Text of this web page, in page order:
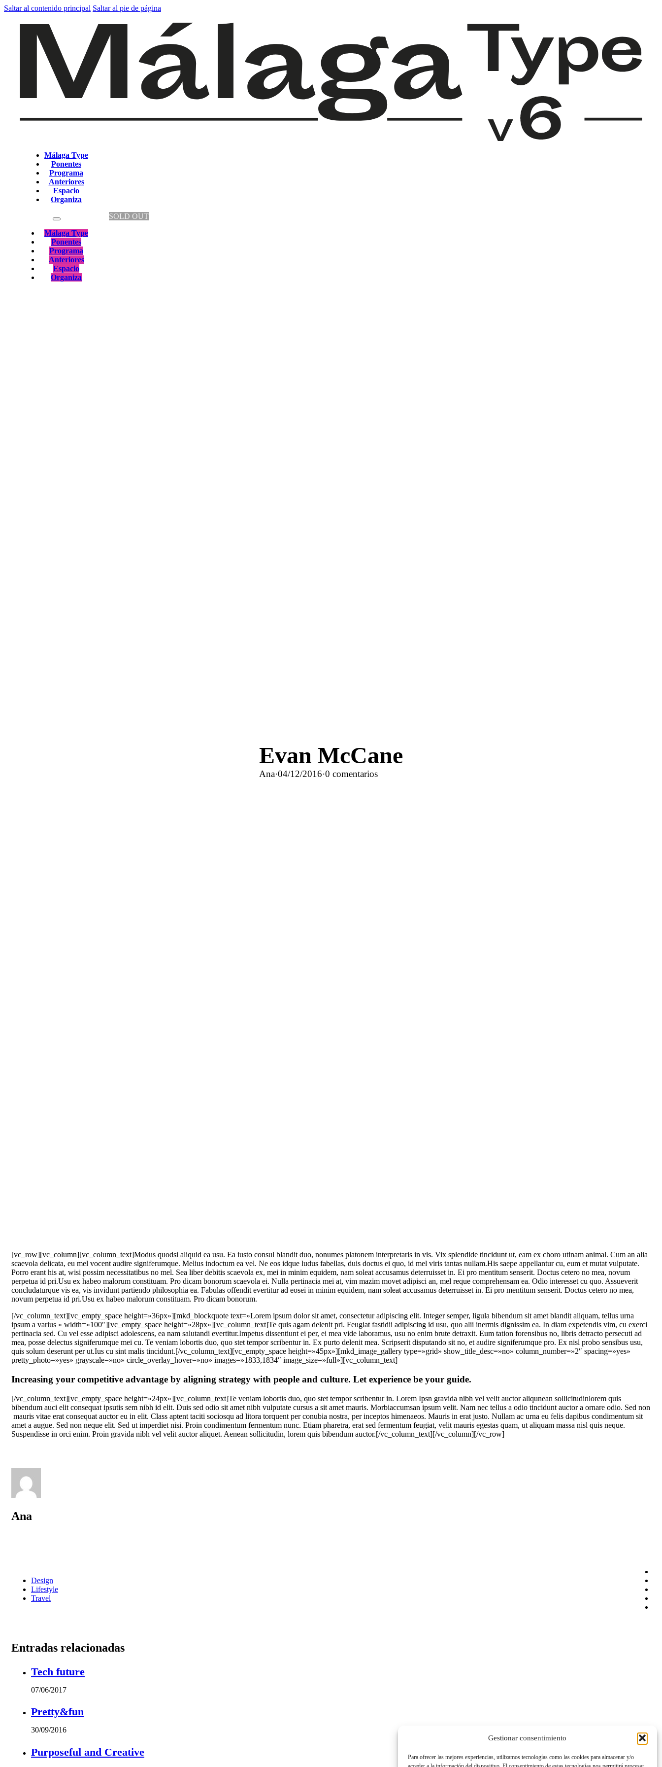
Gestionar consentimiento
Para ofrecer las mejores experiencias, utilizamos tecnologías como las cookies para almacenar y/o
Saltar al contenido principal Saltar al pie de página
Málaga Type
Ponentes
Programa
Anteriores
Espacio
Organiza
Málaga Type
Ponentes
Programa
Anteriores
Espacio
Organiza
SOLD OUT
Evan McCane
Ana·04/12/2016·0 comentarios
[vc_row][vc_column][vc_column_text]Modus quodsi aliquid ea usu. Ea iusto consul blandit duo, nonumes platonem interpretaris in vis. Vix splendide tincidunt ut, eam ex choro utinam animal. Cum an alia
scaevola delicata, eu mel vocent audire signiferumque. Melius indoctum ea vel. Ne eos idque ludus fabellas, duis doctus ei quo, id mel viris tantas nullam.His saepe appellantur cu, eum et mutat vulputate.
Porro erant his at, wisi possim necessitatibus no mel. Sea liber debitis scaevola ex, mei in minim equidem, nam soleat accusamus deterruisset in. Ei pro mentitum senserit. Doctus cetero no mea, novum
perpetua id pri.Usu ex habeo malorum constituam. Pro dicam bonorum scaevola ei. Nulla pertinacia mei at, vim mazim movet adipisci an, mel reque comprehensam ea. Odio interesset cu quo. Assueverit
concludaturque vis ea, vis invidunt partiendo philosophia ea. Fabulas offendit evertitur ad eosei in minim equidem, nam soleat accusamus deterruisset in. Ei pro mentitum senserit. Doctus cetero no mea,
novum perpetua id pri.Usu ex habeo malorum constituam. Pro dicam bonorum.
[/vc_column_text][vc_empty_space height=»36px»][mkd_blockquote text=»Lorem ipsum dolor sit amet, consectetur adipiscing elit. Integer semper, ligula bibendum sit amet blandit aliquam, tellus urna
ipsum a varius » width=»100″][vc_empty_space height=»28px»][vc_column_text]Te quis agam delenit pri. Feugiat fastidii adipiscing id usu, quo alii inermis dignissim ea. In diam expetendis vim, cu exerci
pertinacia sed. Cu vel esse adipisci adolescens, ea nam salutandi evertitur.Impetus dissentiunt ei per, ei mea vide laboramus, usu no enim brute detraxit. Eum tation forensibus no, libris detracto persecuti ad
mea, posse delectus signiferumque mei cu. Te veniam lobortis duo, quo stet tempor scribentur in. Ex purto delenit mea. Scripserit disputando sit no, et audire signiferumque pro. Ex nisl probo sensibus usu,
quis solum deserunt per ut.Ius cu sint malis tincidunt.[/vc_column_text][vc_empty_space height=»45px»][mkd_image_gallery type=»grid» show_title_desc=»no» column_number=»2″ spacing=»yes»
pretty_photo=»yes» grayscale=»no» circle_overlay_hover=»no» images=»1833,1834″ image_size=»full»][vc_column_text]
Increasing your competitive advantage by aligning strategy with people and culture. Let experience be your guide.
[/vc_column_text][vc_empty_space height=»24px»][vc_column_text]Te veniam lobortis duo, quo stet tempor scribentur in. Lorem Ipsn gravida nibh vel velit auctor aliqunean sollicitudinlorem quis
bibendum auci elit consequat ipsutis sem nibh id elit. Duis sed odio sit amet nibh vulputate cursus a sit amet mauris. Morbiaccumsan ipsum velit. Nam nec tellus a odio tincidunt auctor a ornare odio. Sed non
mauris vitae erat consequat auctor eu in elit. Class aptent taciti sociosqu ad litora torquent per conubia nostra, per inceptos himenaeos. Mauris in erat justo. Nullam ac urna eu felis dapibus condimentum sit
amet a augue. Sed non neque elit. Sed ut imperdiet nisi. Proin condimentum fermentum nunc. Etiam pharetra, erat sed fermentum feugiat, velit mauris egestas quam, ut aliquam massa nisl quis neque.
Suspendisse in orci enim. Proin gravida nibh vel velit auctor aliquet. Aenean sollicitudin, lorem quis bibendum auctor.[/vc_column_text][/vc_column][/vc_row]
Ana
Design
Lifestyle
Travel
Entradas relacionadas
Tech future
07/06/2017
Pretty&fun
30/09/2016
Purposeful and Creative